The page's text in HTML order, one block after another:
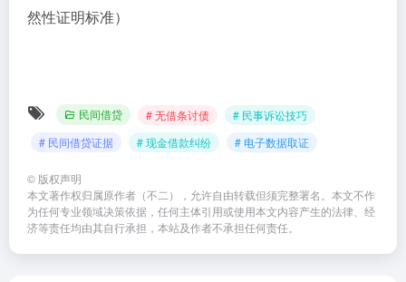
然性证明标准）
民间借贷 # 无借条讨债
# 民事诉讼技巧
# 民间借贷证据
# 现金借款纠纷 # 电子数据取证
© 版权声明
本文著作权归属原作者（不二），允许自由转载但须完整署名。本文不作
为任何专业领域决策依据，任何主体引用或使用本文内容产生的法律、经
济等责任均由其自行承担，本站及作者不承担任何责任。